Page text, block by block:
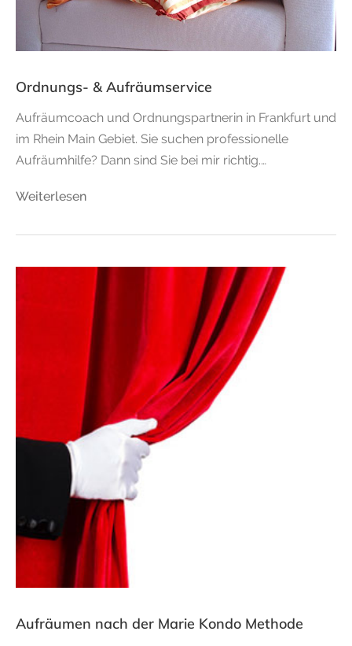
Ordnungs- & Aufräumservice
Aufräumcoach und Ordnungspartnerin in Frankfurt und
im Rhein Main Gebiet. Sie suchen professionelle
Aufräumhilfe? Dann sind Sie bei mir richtig.…
Weiterlesen
Aufräumen nach der Marie Kondo Methode